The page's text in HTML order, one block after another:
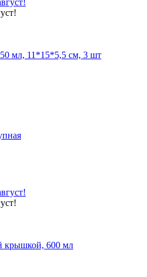
мл, 11*15*5,5 см, 3 шт
крышкой, 600 мл